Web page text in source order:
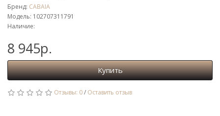
Бренд: CABAIA
Модель: 102707311791
Наличие:
8 945р.
Купить
Отзывы: 0/ Оставить отзыв